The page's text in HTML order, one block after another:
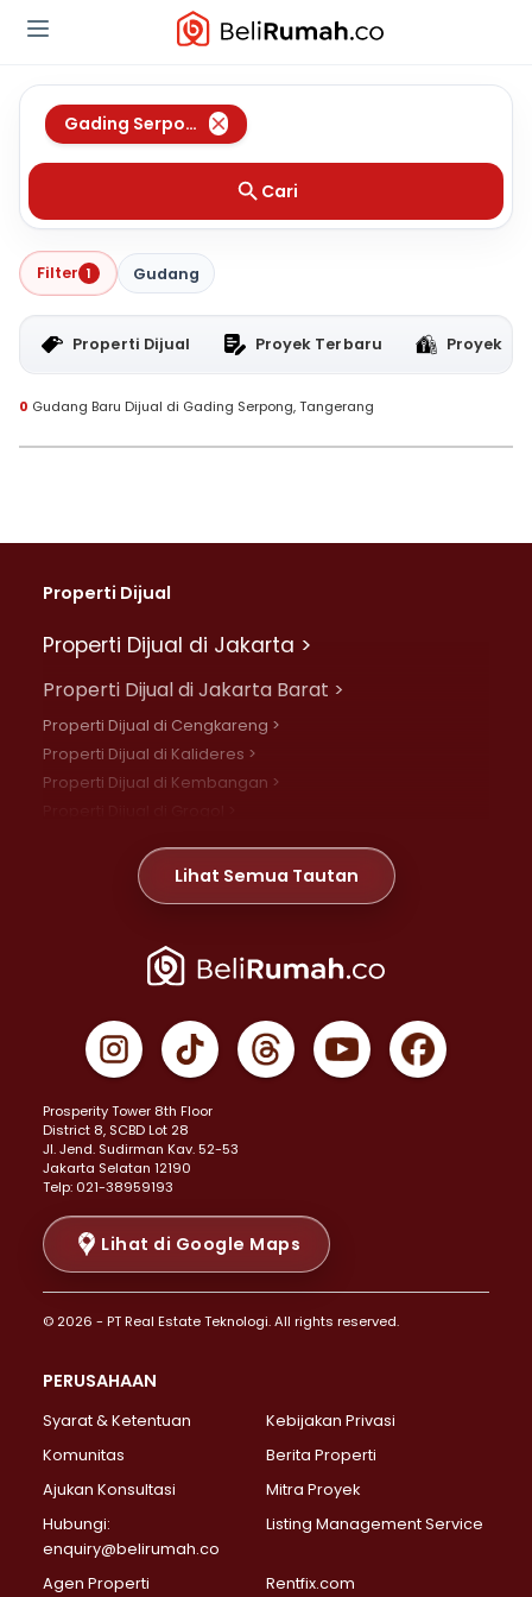
Gading Serpong ,Tangerang
Cari
Filter 1 Gudang
Properti Dijual Proyek Terbaru Proyek
0 Gudang Baru Dijual di Gading Serpong, Tangerang
Properti Dijual
Properti Dijual di Jakarta >
Properti Dijual di Jakarta Barat >
Properti Dijual di Cengkareng >
Properti Dijual di Kalideres >
Properti Dijual di Kembangan >
Properti Dijual di Meruya >
Properti Dijual di Jelambar >
Properti Dijual di Jakarta Pusat >
Properti Dijual di Gambir >
Properti Dijual di Johar Baru >
Properti Dijual di Menteng >
Properti Dijual di Senen >
Properti Dijual di Tanah Abang >
Properti Dijual di Cikini >
Properti Dijual di Kramat >
Properti Dijual di Pasar Baru >
Properti Dijual di Bendungan Hilir >
Properti Dijual di Jakarta Selatan >
Properti Dijual di Lebak Bulus >
Properti Dijual di Gandaria Selatan >
Properti Dijual di Pondok Labu >
Properti Dijual di Lenteng Agung >
Properti Dijual di Senayan >
Properti Dijual di Pondok Pinang >
Lihat Semua Tautan
Prosperity Tower 8th Floor
District 8, SCBD Lot 28
JI. Jend. Sudirman Kav. 52-53
Jakarta Selatan 12190
Telp: 021-38959193
Lihat di Google Maps
© 2026 - PT Real Estate Teknologi. All rights reserved.
PERUSAHAAN
Syarat & Ketentuan
Kebijakan Privasi
Komunitas
Berita Properti
Ajukan Konsultasi
Mitra Proyek
Hubungi:
enquiry@belirumah.co
Listing Management Service
Agen Properti Rentfix.com